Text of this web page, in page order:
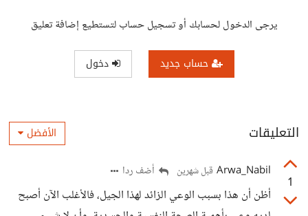
يرجى الدخول لحسابك أو تسجيل حساب لتستطيع إضافة تعليق
حساب جديد دخول
التعليقات الأفضل
1
Arwa_Nabil قبل شهرين أضف ردا
أظن أن هذا بسبب الوعي الزائد لهذا الجيل، فالأغلب الآن أصبح